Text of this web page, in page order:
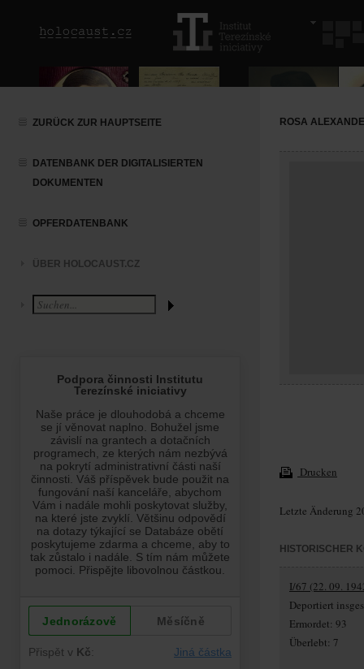
ZURÜCK ZUR HAUPTSEITE
DATENBANK DER DIGITALISIERTEN
DOKUMENTEN
OPFERDATENBANK
ÜBER HOLOCAUST.CZ
ROSA
Drucken
Letzte Änderung
HISTORISCHER
I/67 (22. 09.
Deportiert
Ermordet: 93
Überlebt: 7